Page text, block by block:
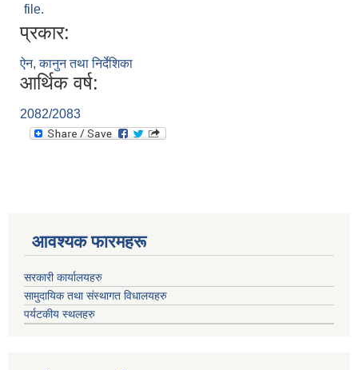
file.
प्रकार:
ऐन, कानुन तथा निर्देशिका
आर्थिक वर्ष:
2082/2083
आवश्यक फारमहरू
सरकारी कार्यालयहरु
सामुदायिक तथा संस्थागत विधालयहरु
पर्यटकीय स्थलहरु